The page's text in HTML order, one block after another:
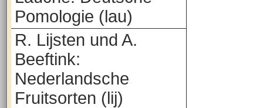
Pomologie (lau)
R. Lijsten und A.
Beeftink:
Nederlandsche
Fruitsorten (lij)